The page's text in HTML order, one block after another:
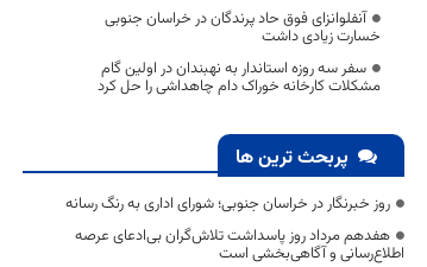
آنفلوانزای فوق حاد پرندگان در خراسان جنوبی
خسارت زیادی داشت
سفر سه روزه استاندار به نهبندان در اولین گام
مشکلات کارخانه خوراک دام چاهداشی را حل کرد
پربحث ترین ها
روز خبرنگار در خراسان جنوبی؛ شورای اداری به رنگ رسانه
هفدهم مرداد روز پاسداشت تلاش‌گران بی‌ادعای عرصه
اطلاع‌رسانی و آگاهی‌بخشی است